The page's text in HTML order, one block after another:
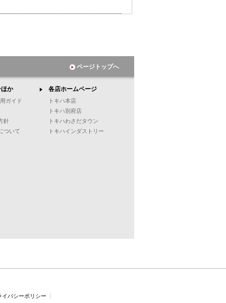
ページトップへ
か
ガイド
針
ついて
各店ホームページ
トキハ本店
トキハ別府店
トキハわさだタウン
トキハインダストリー
イバシーポリシー